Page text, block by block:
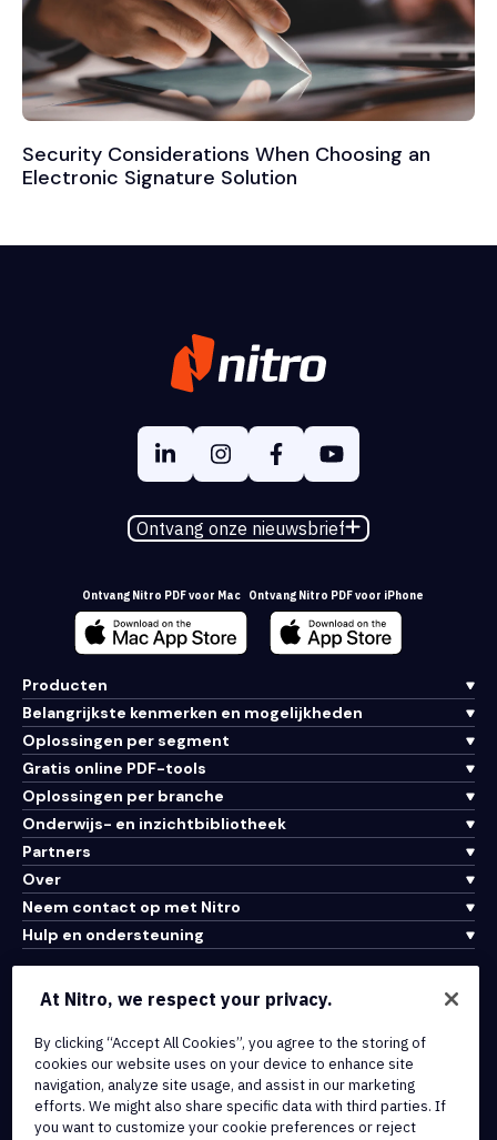
Security Considerations When Choosing an
Electronic Signature Solution
Ontvang onze nieuwsbrief
Ontvang Nitro PDF voor Mac Ontvang Nitro PDF voor iPhone
Producten
Belangrijkste kenmerken en mogelijkheden
Oplossingen per segment
Gratis online PDF-tools
Oplossingen per branche
Onderwijs- en inzichtbibliotheek
Partners
Over
Neem contact op met Nitro
Hulp en ondersteuning
Integraties en API-connectiviteit
Cookiebeleid
Copyrightbeleid
Alle voorwaarden en beleidsmaatregelen
At Nitro, we respect your privacy.
By clicking “Accept All Cookies”, you agree to the storing of
cookies our website uses on your device to enhance site
navigation, analyze site usage, and assist in our marketing
efforts. We might also share specific data with third parties. If
you want to customize your cookie preferences or reject